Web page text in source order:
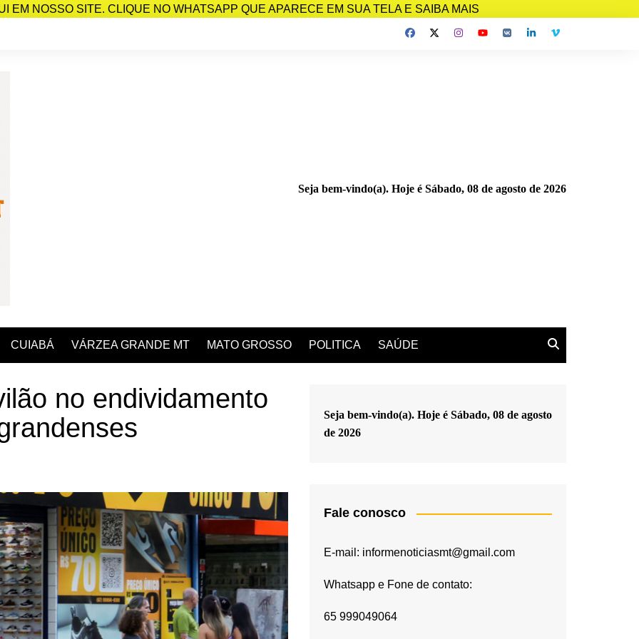
EM NOSSO SITE. CLIQUE NO WHATSAPP QUE APARECE EM SUA TELA E SAIBA MAIS
Seja bem-vindo(a). Hoje é Sábado, 08 de agosto de 2026
CUIABÁ VÁRZEA GRANDE MT MATO GROSSO POLITICA SAÚDE
no endividamento
Seja bem-vindo(a). Hoje é Sábado, 08 de agosto
de 2026
Fale conosco
E-mail: informenoticiasmt@gmail.com
Whatsapp e Fone de contato:
65 999049064